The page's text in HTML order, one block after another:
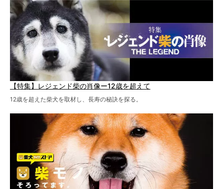
【特集】レジェンド柴の肖像ー12歳を超えて
12歳を超えた柴犬を取材し、長寿の秘訣を探る。